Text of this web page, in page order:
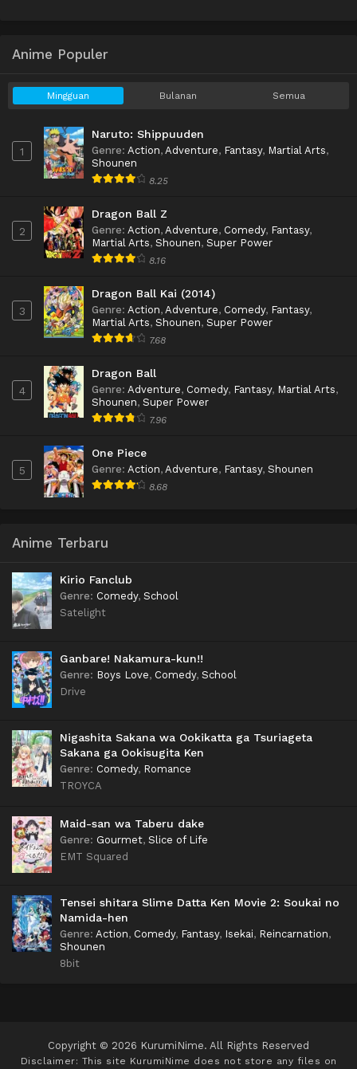
Anime Populer
Mingguan Bulanan Semua
1
Naruto: Shippuuden
Genre: Action, Adventure, Fantasy, Martial Arts,
Shounen
8.25
2
Dragon Ball Z
Genre: Action, Adventure, Comedy, Fantasy,
Martial Arts, Shounen, Super Power
8.16
3
Dragon Ball Kai (2014)
Genre: Action, Adventure, Comedy, Fantasy,
Martial Arts, Shounen, Super Power
7.68
4
Dragon Ball
Genre: Adventure, Comedy, Fantasy, Martial Arts,
Shounen, Super Power
7.96
5
One Piece
Genre: Action, Adventure, Fantasy, Shounen
8.68
Anime Terbaru
Kirio Fanclub
Genre: Comedy, School
Satelight
Ganbare! Nakamura-kun!!
Genre: Boys Love, Comedy, School
Drive
Nigashita Sakana wa Ookikatta ga Tsuriageta
Sakana ga Ookisugita Ken
Genre: Comedy, Romance
TROYCA
Maid-san wa Taberu dake
Genre: Gourmet, Slice of Life
EMT Squared
Tensei shitara Slime Datta Ken Movie 2: Soukai no
Namida-hen
Genre: Action, Comedy, Fantasy, Isekai, Reincarnation,
Shounen
8bit
Copyright © 2026 KurumiNime. All Rights Reserved
Disclaimer: This site KurumiNime does not store any files on